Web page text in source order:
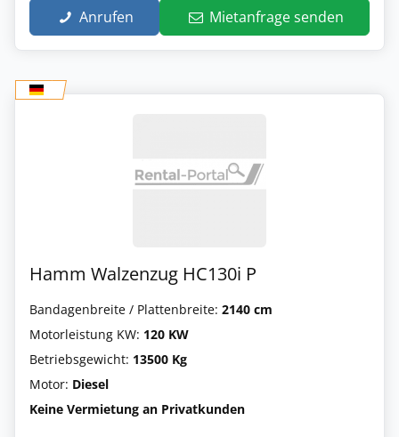
Anrufen Mietanfrage senden
Hamm Walzenzug HC130i P
Bandagenbreite / Plattenbreite: 2140 cm
Motorleistung KW: 120 KW
Betriebsgewicht: 13500 Kg
Motor: Diesel
Keine Vermietung an Privatkunden